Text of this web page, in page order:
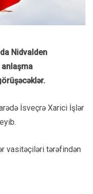
Nidvalden
İsveçrə Xarici İşlər
vasitəçiləri tərəfindən